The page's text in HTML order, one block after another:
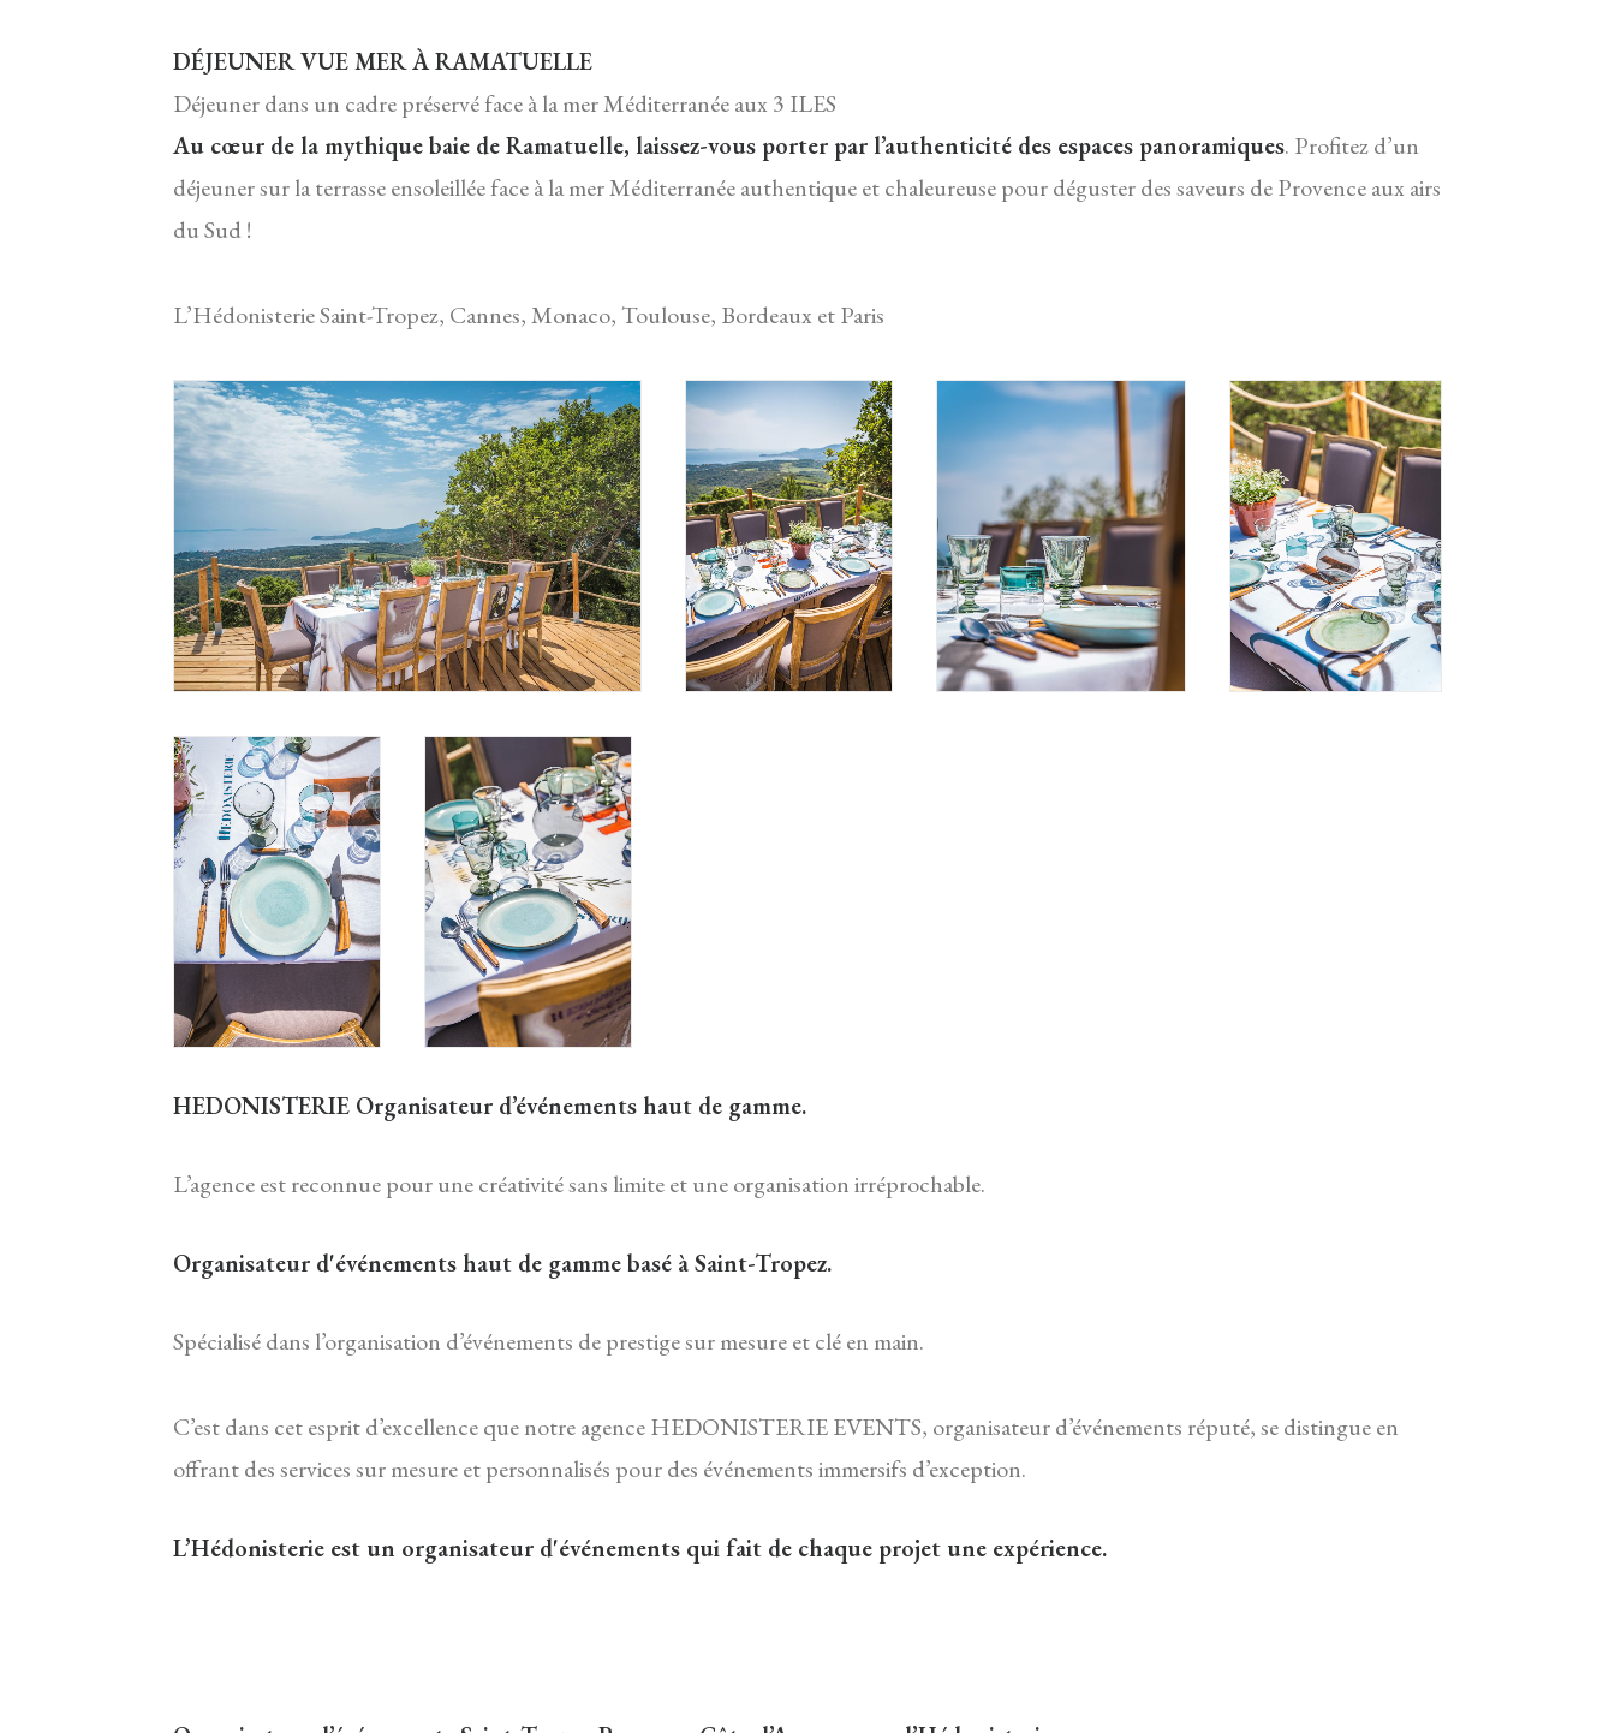
DÉJEUNER VUE MER À RAMATUELLE
Déjeuner dans un cadre préservé face à la mer Méditerranée aux 3 ILES
Au cœur de la mythique baie de Ramatuelle, laissez-vous porter par l’authenticité des espaces panoramiques. Profitez d’un
déjeuner sur la terrasse ensoleillée face à la mer Méditerranée authentique et chaleureuse pour déguster des saveurs de Provence aux airs
du Sud !
L’Hédonisterie Saint-Tropez, Cannes, Monaco, Toulouse, Bordeaux et Paris
HEDONISTERIE Organisateur d’événements haut de gamme.
L’agence est reconnue pour une créativité sans limite et une organisation irréprochable.
Organisateur d'événements haut de gamme basé à Saint-Tropez.
Spécialisé dans l’organisation d’événements de prestige sur mesure et clé en main.
C’est dans cet esprit d’excellence que notre agence HEDONISTERIE EVENTS, organisateur d’événements réputé, se distingue en
offrant des services sur mesure et personnalisés pour des événements immersifs d’exception.
L’Hédonisterie est un organisateur d'événements qui fait de chaque projet une expérience.